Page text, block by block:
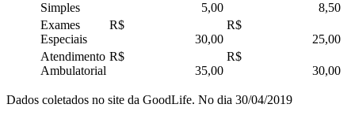
Simples
5,00
8,50
Exames
Especiais
R$
30,00
R$
25,00
Atendimento
Ambulatorial
R$
35,00
R$
30,00
Dados coletados no site da GoodLife. No dia 30/04/2019